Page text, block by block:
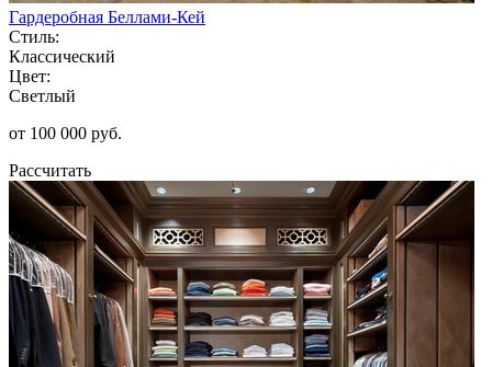
Гардеробная Беллами-Кей
Стиль:
Классический
Цвет:
Светлый
от 100 000 руб.
Рассчитать